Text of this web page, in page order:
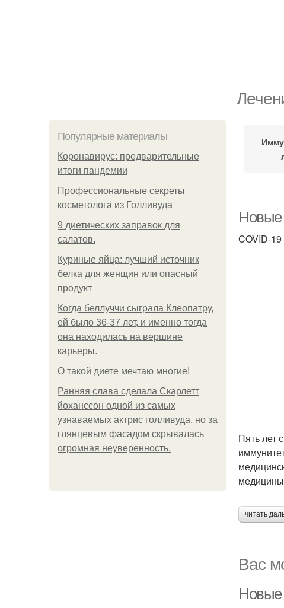
Популярные материалы
Коронавирус: предварительные
итоги пандемии
Профессиональные секреты
косметолога из Голливуда
9 диетических заправок для
салатов.
Куриные яйца: лучший источник
белка для женщин или опасный
продукт
Когда беллуччи сыграла Клеопатру,
ей было 36-37 лет, и именно тогда
она находилась на вершине
карьеры.
О такой диете мечтаю многие!
Ранняя слава сделала Скарлетт
йоханссон одной из самых
узнаваемых актрис голливуда, но за
глянцевым фасадом скрывалась
огромная неуверенность.
Новые
COVID-19
Пять лет
медицины
читать
Вас
Новые